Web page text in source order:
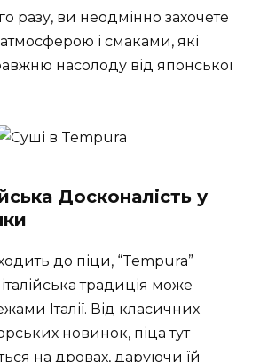
разу, ви неодмінно захочете
і смаками, які
насолоду від японської
Досконалість у
до піци, “Tempura”
традиція може
Італії. Від класичних
новинок, піца тут
на дровах, даруючи їй